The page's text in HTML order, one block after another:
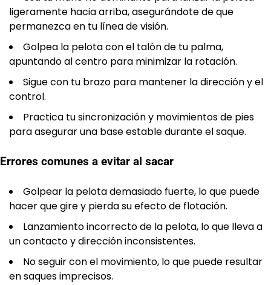
ligeramente hacia arriba, asegurándote de que
permanezca en tu línea de visión.
Golpea la pelota con el talón de tu palma,
apuntando al centro para minimizar la rotación.
Sigue con tu brazo para mantener la dirección y el
control.
Practica tu sincronización y movimientos de pies
para asegurar una base estable durante el saque.
Errores comunes a evitar al sacar
Golpear la pelota demasiado fuerte, lo que puede
hacer que gire y pierda su efecto de flotación.
Lanzamiento incorrecto de la pelota, lo que lleva a
un contacto y dirección inconsistentes.
No seguir con el movimiento, lo que puede resultar
en saques imprecisos.